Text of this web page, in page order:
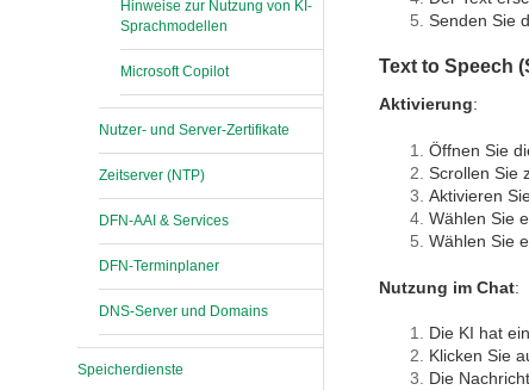
Hinweise zur Nutzung von KI-
Sprachmodellen
Microsoft Copilot
Nutzer- und Server-Zertifikate
Zeitserver (NTP)
DFN-AAI & Services
DFN-Terminplaner
DNS-Server und Domains
Speicherdienste
Senden Sie
Text to Speech
Aktivierung:
Öffnen Sie
Scrollen Sie
Aktivieren
Wählen Sie
Wählen Sie
Nutzung im Chat:
Die KI hat
Klicken Sie
Die